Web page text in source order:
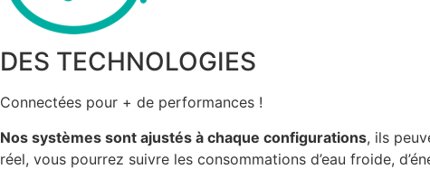
DES TECHNOLOGIES
Connectées pour + de performances !
Nos systèmes sont ajustés à chaque configurations, ils
réel, vous pourrez suivre les consommations d’eau froide,